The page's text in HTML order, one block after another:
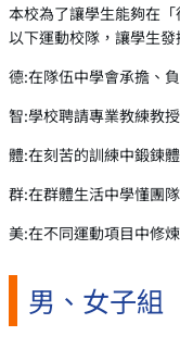
本校為了讓學生能夠在
以下運動校隊，讓學生發
德:在隊伍中學會承擔、
智:學校聘請專業教練教
體:在刻苦的訓練中鍛鍊
群:在群體生活中學懂團
美:在不同運動項目中修
男、女子組